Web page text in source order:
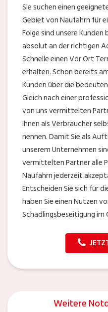
Sie suchen einen
Gebiet von Naufahrn für
Folge sind unsere
absolut an der richtigen
Schnelle einen Vor Ort
erhalten. Schon bereits
Kunden über die
Gleich nach einer
von uns vermittelten
Ihnen als Verbraucher
nennen. Damit Sie als
unserem Unternehmen
vermittelten Partner alle
Naufahrn jederzeit
Entscheiden Sie sich für
haben Sie einen Nutzen
Schädlingsbeseitigung im
Weitere